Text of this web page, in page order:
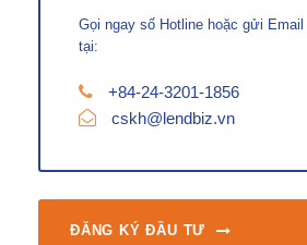
Gọi ngay số Hotline hoặc gửi
tại:
+84-24-3201-1856
cskh@lendbiz.vn
ĐĂNG KÝ ĐẦU TƯ